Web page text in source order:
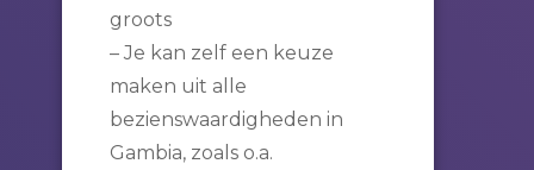
groots
– Je kan zelf een keuze
maken uit alle
bezienswaardigheden in
Gambia, zoals o.a.